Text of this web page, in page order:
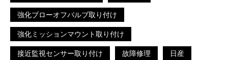
強化ブローオフバルブ取り付け
強化ミッションマウント取り付け
接近監視センサー取り付け 故障修理 日産